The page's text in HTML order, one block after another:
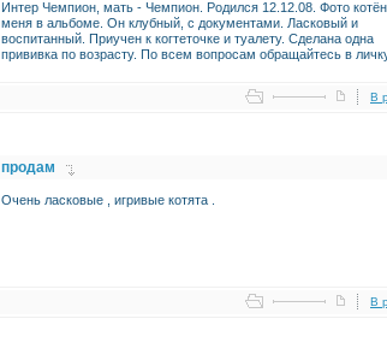
Интер Чемпион, мать - Чемпион. Родился 12.12.08. Фото
меня в альбоме. Он клубный, с документами. Ласковый и
воспитанный. Приучен к когтеточке и туалету. Сделана одна
прививка по возрасту. По всем вопросам обращайтесь в
В
продам
Очень ласковые , игривые котята .
В